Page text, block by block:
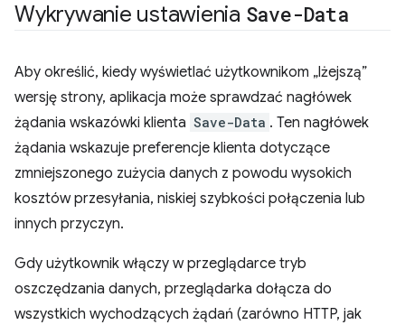
Wykrywanie ustawienia Save-Data
Aby określić, kiedy wyświetlać użytkownikom „lżejszą”
wersję strony, aplikacja może sprawdzać nagłówek
żądania wskazówki klienta Save-Data . Ten nagłówek
żądania wskazuje preferencje klienta dotyczące
zmniejszonego zużycia danych z powodu wysokich
kosztów przesyłania, niskiej szybkości połączenia lub
innych przyczyn.
Gdy użytkownik włączy w przeglądarce tryb
oszczędzania danych, przeglądarka dołącza do
wszystkich wychodzących żądań (zarówno HTTP, jak